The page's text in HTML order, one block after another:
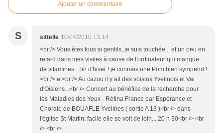
Ajouter un commentaire
S sittelle 10/04/2010 13:14
<br /> Vous êtes tous si gentils, je suis touchée... et un peu en
retard dans mes visites à cause de l'ordinateur qui manque
de vitamines... fin d'hiver ! je connais une Pom bien sympend !
<br /> et<br /> Au cazou il y ait des voisins Yvelinois et Val
d'Oisiens...<br /> Concert au bénéfice de la recherche pour
les Maladies des Yeux - Rétina France par Espérance et
Chorale de BOUAFLE Yvelines ( sortie A 13 )<br /> dans
l'église St Martin; facile elle se voit de loin... 20 h 30<br /> <br
/> <br />